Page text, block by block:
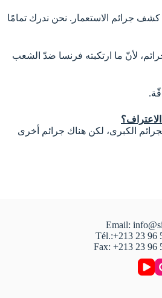
جرائم الاستعمار. نحن ندرك تمامًا
لأنّ ما ارتكبته فرنسا ضدّ الشعب
الكبرى، لكن هناك جرائم أخرى
Email:
Tél.:+213 23 96
Fax: +213 23 96